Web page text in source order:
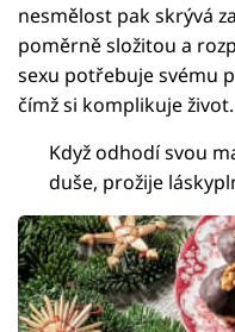
nesmělost pak skrývá
poměrně složitou a
sexu potřebuje svému
čímž si komplikuje život.
Když odhodí svou
duše, prožije